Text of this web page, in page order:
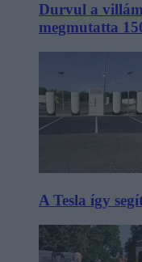
Durvul a
megmutatta
A Tesla így